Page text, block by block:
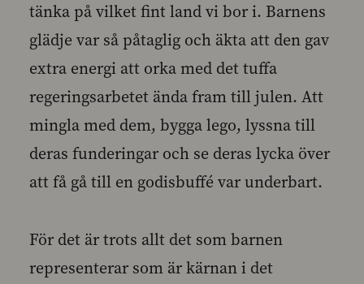
tänka på vilket fint land vi bor i. Barnens
glädje var så påtaglig och äkta att den gav
extra energi att orka med det tuffa
regeringsarbetet ända fram till julen. Att
mingla med dem, bygga lego, lyssna till
deras funderingar och se deras lycka över
att få gå till en godisbuffé var underbart.
För det är trots allt det som barnen
representerar som är kärnan i det